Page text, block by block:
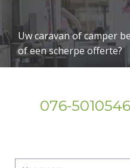
Uw caravan of camper
of een scherpe offerte?
076-5010546